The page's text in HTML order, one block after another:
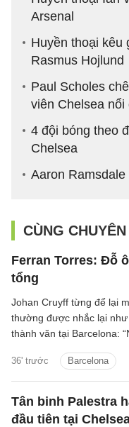
Arsenal
Huyền thoại kêu
Rasmus Hojlund
Paul Scholes
viên Chelsea nổi
4 đội bóng theo
Chelsea
Aaron
CÙNG
Ferran Torres: Đỗ
tổng
36' trước Barcelona
Johan Cruyff từng để lại
thường được nhắc lại
thành văn tại Barcelona:
Barcelona, anh không còn
chúng tôi nữa.”
Tân binh Palestra
đầu tiên tại